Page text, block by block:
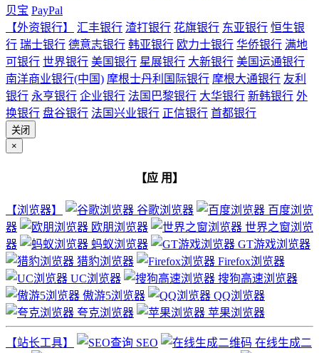
贝宝 PayPal
【外资银行】
汇丰银行 渣打银行 花旗银行 东亚银行 恒生银
行 瑞士银行 德意志银行 韩亚银行 欧力士银行 华侨银行 满地
可银行 世界银行 美国银行 星展银行 大新银行 美国运通银行
南洋商业银行(中国) 摩根士丹利国际银行 摩根大通银行 友利
银行 永亨银行 企业银行 法国巴黎银行 大华银行 新韩银行 外
换银行 盘谷银行 法国兴业银行 正信银行 首都银行
关闭
×
【应 用】
【浏览器】 谷歌浏览器
百度浏览
器
欧朋浏览器
世界之窗浏览
器
蚂蚁浏览器
GT游戏浏览器
猎豹浏览器
Firefox浏览器
UC浏览器
搜狗高速浏览器
傲游5浏览器
QQ浏览器
夸克浏览器
苹果浏览器
【站长工具】 SEO
在线生成二